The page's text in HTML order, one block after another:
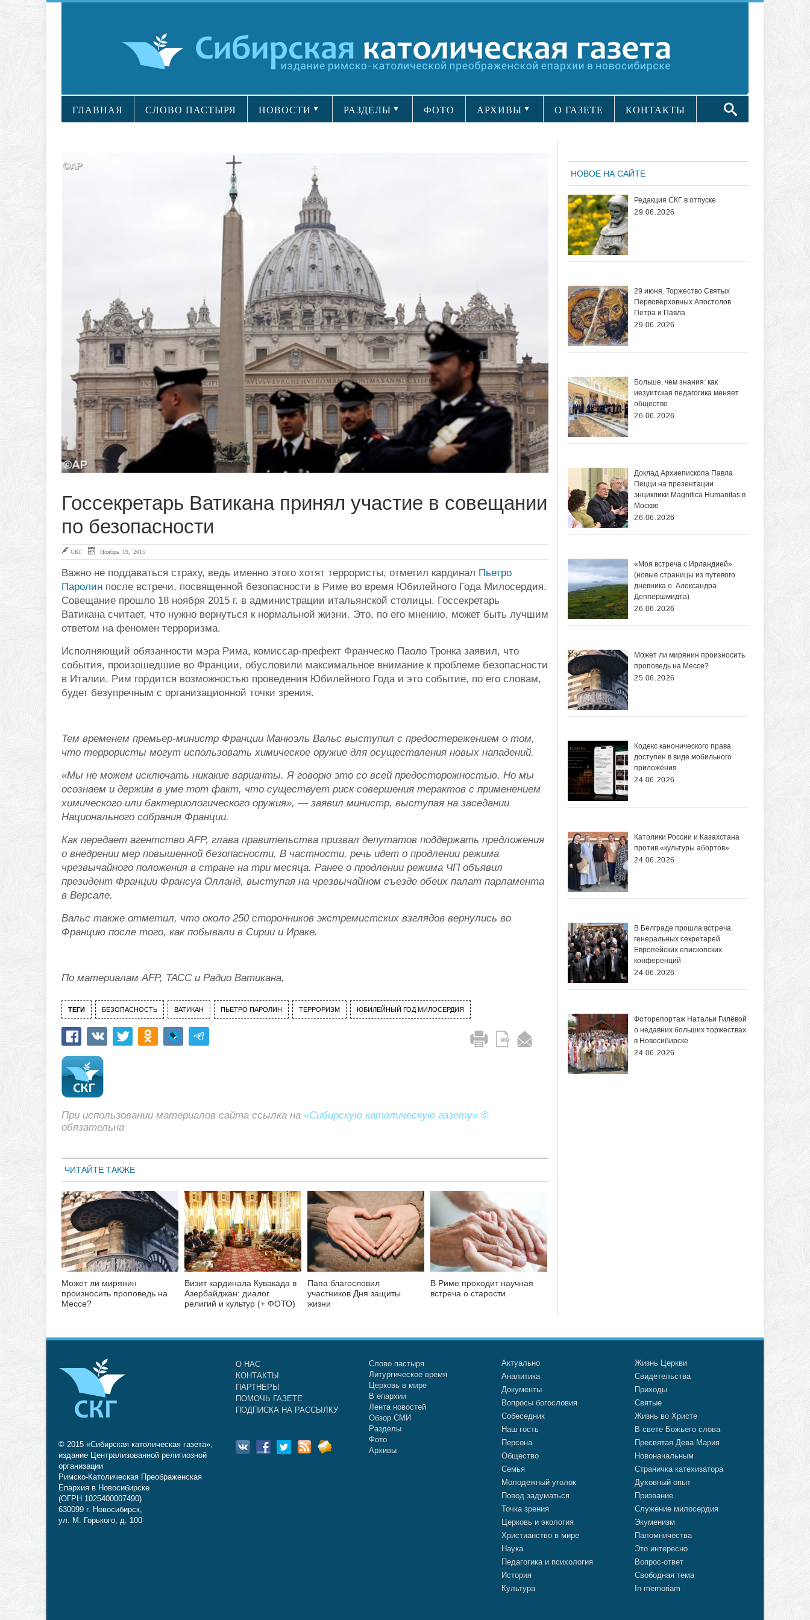
ГЛАВНАЯ СЛОВО ПАСТЫРЯ НОВОСТИ РАЗДЕЛЫ ФОТО АРХИВЫ О ГАЗЕТЕ КОНТАКТЫ
Госсекретарь Ватикана принял участие в совещании
по безопасности
СКГ Ноябрь 19, 2015
Важно не поддаваться страху, ведь именно этого хотят террористы, отметил кардинал Пьетро
Паролин после встречи, посвященной безопасности в Риме во время Юбилейного Года Милосердия.
Совещание прошло 18 ноября 2015 г. в администрации итальянской столицы. Госсекретарь
Ватикана считает, что нужно вернуться к нормальной жизни. Это, по его мнению, может быть лучшим
ответом на феномен терроризма.
Исполняющий обязанности мэра Рима, комиссар-префект Франческо Паоло Тронка заявил, что
события, произошедшие во Франции, обусловили максимальное внимание к проблеме безопасности
в Италии. Рим гордится возможностью проведения Юбилейного Года и это событие, по его словам,
будет безупречным с организационной точки зрения.
Тем временем премьер-министр Франции Манюэль Вальс выступил с предостережением о том,
что террористы могут использовать химическое оружие для осуществления новых нападений.
«Мы не можем исключать никакие варианты. Я говорю это со всей предосторожностью. Но мы
осознаем и держим в уме тот факт, что существует риск совершения терактов с применением
химического или бактериологического оружия», — заявил министр, выступая на заседании
Национального собрания Франции.
Как передает агентство AFP, глава правительства призвал депутатов поддержать предложения
о внедрении мер повышенной безопасности. В частности, речь идет о продлении режима
чрезвычайного положения в стране на три месяца. Ранее о продлении режима ЧП объявил
президент Франции Франсуа Олланд, выступая на чрезвычайном съезде обеих палат парламента
в Версале.
Вальс также отметил, что около 250 сторонников экстремистских взглядов вернулись во
Францию после того, как побывали в Сирии и Ираке.
По материалам AFP, ТАСС и Радио Ватикана,
ТЕГИ БЕЗОПАСНОСТЬ ВАТИКАН ПЬЕТРО ПАРОЛИН ТЕРРОРИЗМ ЮБИЛЕЙНЫЙ ГОД МИЛОСЕРДИЯ
При использовании материалов сайта ссылка на «Сибирскую католическую газету» ©
обязательна
ЧИТАЙТЕ ТАКЖЕ
Может ли мирянин
произносить проповедь на
Мессе?
Визит кардинала Кувакада в
Азербайджан: диалог
религий и культур (+ ФОТО)
Папа благословил
участников Дня защиты
жизни
В Риме проходит научная
встреча о старости
НОВОЕ НА САЙТЕ
Редакция СКГ в отпуске
29.06.2026
29 июня. Торжество Святых
Первоверховных Апостолов
Петра и Павла
29.06.2026
Больше, чем знания: как
иезуитская педагогика меняет
общество
26.06.2026
Доклад Архиепископа Павла
Пецци на презентации
энциклики Magnifica Нumanitas в
Москве
26.06.2026
«Моя встреча с Ирландией»
(новые страницы из путевого
дневника о. Александра
Деппершмидта)
26.06.2026
Может ли мирянин произносить
проповедь на Мессе?
25.06.2026
Кодекс канонического права
доступен в виде мобильного
приложения
24.06.2026
Католики России и Казахстана
против «культуры абортов»
24.06.2026
В Белграде прошла встреча
генеральных секретарей
Европейских епископских
конференций
24.06.2026
Фоторепортаж Натальи Гилёвой
о недавних больших торжествах
в Новосибирске
24.06.2026
© 2015 «Сибирская католическая газета»,
издание Централизованной религиозной
организации
Римско-Католическая Преображенская
Епархия в Новосибирске
(ОГРН 1025400007490)
630099 г. Новосибирск,
ул. М. Горького, д. 100
О НАС
КОНТАКТЫ
ПАРТНЕРЫ
ПОМОЧЬ ГАЗЕТЕ
ПОДПИСКА НА РАССЫЛКУ
Слово пастыря
Литургическое время
Церковь в мире
В епархии
Лента новостей
Обзор СМИ
Разделы
Фото
Архивы
Актуально
Аналитика
Документы
Вопросы богословия
Собеседник
Наш гость
Персона
Общество
Семья
Молодежный уголок
Повод задуматься
Точка зрения
Церковь и экология
Христианство в мире
Наука
Педагогика и психология
История
Культура
Жизнь Церкви
Свидетельства
Приходы
Святые
Жизнь во Христе
В свете Божьего слова
Пресвятая Дева Мария
Новоначальным
Страничка катехизатора
Духовный опыт
Призвание
Служение милосердия
Экуменизм
Паломничества
Это интересно
Вопрос-ответ
Свободная тема
In memoriam